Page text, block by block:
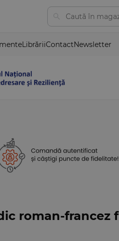
LibrăriiContactNewsletter
roman-francez